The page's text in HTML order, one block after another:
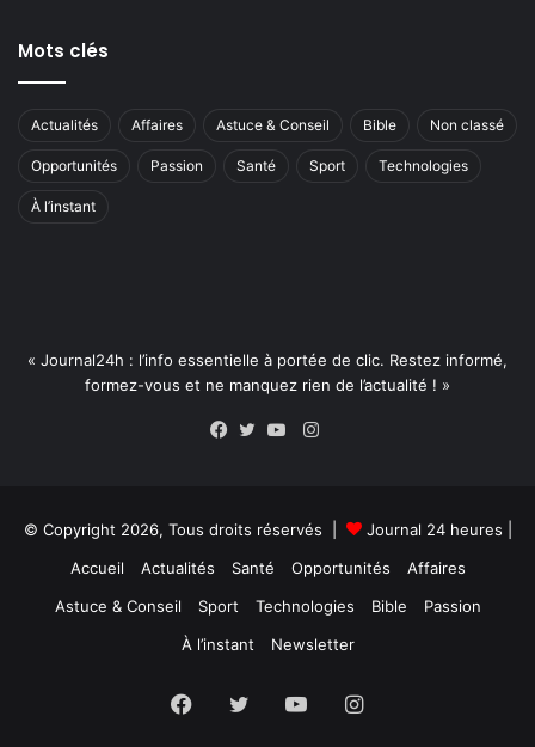
Mots clés
Actualités Affaires Astuce & Conseil Bible Non classé
Opportunités Passion Santé Sport Technologies
À l’instant
« Journal24h : l’info essentielle à portée de clic. Restez informé,
formez-vous et ne manquez rien de l’actualité ! »
Instagram
© Copyright 2026, Tous droits réservés | Journal 24 heures
Accueil
Actualités Santé Opportunités
Affaires
Astuce & Conseil
Sport Technologies Bible
Passion
À l’instant
Newsletter
Facebook
TwitterYouTubeInstagram